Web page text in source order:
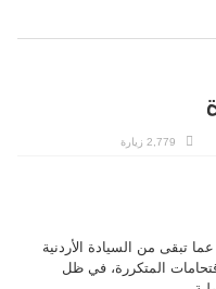
2,779 زيارة
تبقى من السيادة الأردنية
المتكررة، في ظل